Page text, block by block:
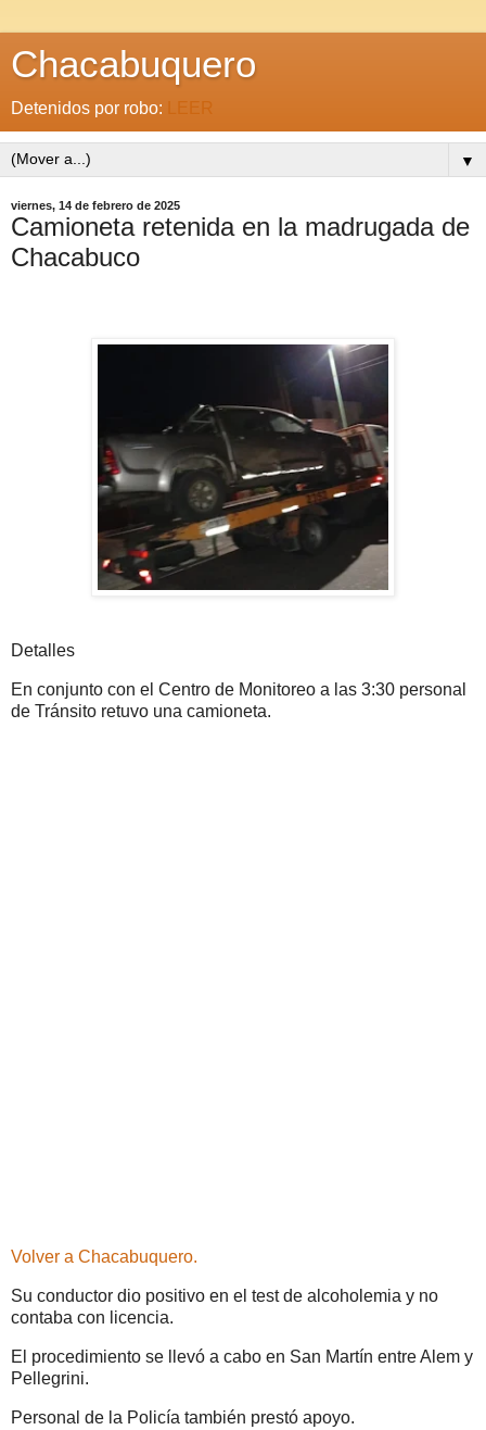
Chacabuquero
Detenidos por robo: LEER
▼
viernes, 14 de febrero de 2025
Camioneta retenida en la madrugada de
Chacabuco
Detalles
En conjunto con el Centro de Monitoreo a las 3:30 personal
de Tránsito retuvo una camioneta.
Volver a Chacabuquero.
Su conductor dio positivo en el test de alcoholemia y no
contaba con licencia.
El procedimiento se llevó a cabo en San Martín entre Alem y
Pellegrini.
Personal de la Policía también prestó apoyo.